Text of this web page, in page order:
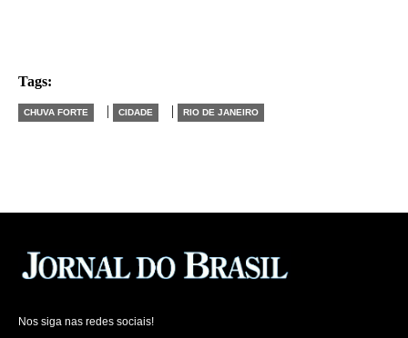
Tags:
CHUVA FORTE | CIDADE | RIO DE JANEIRO
Nos siga nas redes sociais!